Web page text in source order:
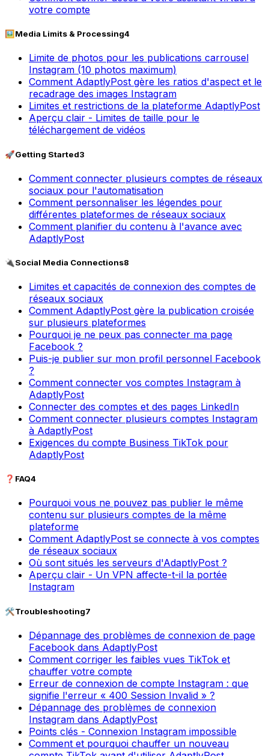
votre compte
🖼️ Media Limits & Processing4
Limite de photos pour les publications carrousel
Instagram (10 photos maximum)
Comment AdaptlyPost gère les ratios d'aspect et le
recadrage des images Instagram
Limites et restrictions de la plateforme AdaptlyPost
Aperçu clair - Limites de taille pour le
téléchargement de vidéos
🚀Getting Started3
Comment connecter plusieurs comptes de réseaux
sociaux pour l'automatisation
Comment personnaliser les légendes pour
différentes plateformes de réseaux sociaux
Comment planifier du contenu à l'avance avec
AdaptlyPost
🔌Social Media Connections8
Limites et capacités de connexion des comptes de
réseaux sociaux
Comment AdaptlyPost gère la publication croisée
sur plusieurs plateformes
Pourquoi je ne peux pas connecter ma page
Facebook ?
Puis-je publier sur mon profil personnel Facebook
?
Comment connecter vos comptes Instagram à
AdaptlyPost
Connecter des comptes et des pages LinkedIn
Comment connecter plusieurs comptes Instagram
à AdaptlyPost
Exigences du compte Business TikTok pour
AdaptlyPost
❓ FAQ4
Pourquoi vous ne pouvez pas publier le même
contenu sur plusieurs comptes de la même
plateforme
Comment AdaptlyPost se connecte à vos comptes
de réseaux sociaux
Où sont situés les serveurs d'AdaptlyPost ?
Aperçu clair - Un VPN affecte-t-il la portée
Instagram
🛠️Troubleshooting7
Dépannage des problèmes de connexion de page
Facebook dans AdaptlyPost
Comment corriger les faibles vues TikTok et
chauffer votre compte
Erreur de connexion de compte Instagram : que
signifie l'erreur « 400 Session Invalid » ?
Dépannage des problèmes de connexion
Instagram dans AdaptlyPost
Points clés - Connexion Instagram impossible
Comment et pourquoi chauffer un nouveau